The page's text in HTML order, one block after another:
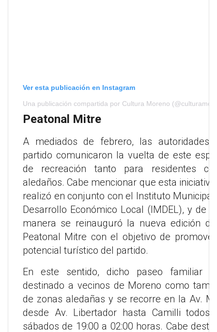
Ver esta publicación en Instagram
Una publicación compartida por Cultura Moreno
Peatonal Mitre
A mediados de febrero, las autoridades
partido comunicaron la vuelta de este
de recreación tanto para residentes
aledaños. Cabe mencionar que esta
realizó en conjunto con el Instituto Municipal
Desarrollo Económico Local (IMDEL), y de
manera se reinauguró la nueva edición
Peatonal Mitre con el objetivo de
potencial turístico del partido.
En este sentido, dicho paseo familiar
destinado a vecinos de Moreno como
de zonas aledañas y se recorre en la Av.
desde Av. Libertador hasta Camilli todos
sábados de 19:00 a 02:00 horas. Cabe